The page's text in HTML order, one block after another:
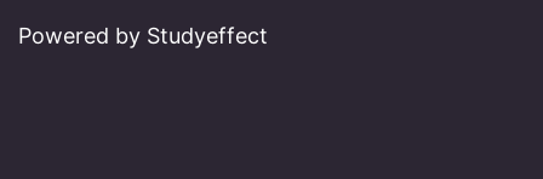
Powered by Studyeffect